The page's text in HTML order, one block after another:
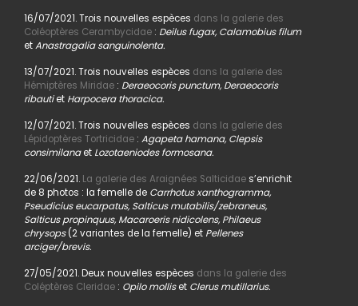
16/07/2021. Trois nouvelles espèces dans la galerie des
Coléoptères Cerambycidae: Deilus fugax, Calamobius filum
etAnastragalia sanguinolenta.
13/07/2021. Trois nouvelles espèces dans la galerie des
Hémiptères Miridae: Deraeocoris punctum, Deraeocoris
ribautiet Harpocera thoracica.
12/07/2021. Trois nouvelles espèces dans la galerie des
Lépidoptères Tortricidae: Agapeta hamana, Clepsis
consimilanaet Lozotaeniodes formosana.
22/06/2021. La galerie des Araignées Salticidaes’enrichit
de 8 photos : la femelle de Carrhotus xanthogramma,
Pseudicius eucarpatus, Salticus mutabilis/zebraneus,
Salticus propinquus, Macaroeris nidicolens, Philaeus
chrysops(2 variantes de la femelle) et Pellenes
arciger/brevis.
27/05/2021. Deux nouvelles espèces dans la galerie des
Coléptères Cleridae: Opilo molliset Clerus mutillarius.